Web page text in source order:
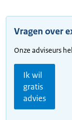
Vragen over
Onze adviseurs
Ik wil
gratis
advies